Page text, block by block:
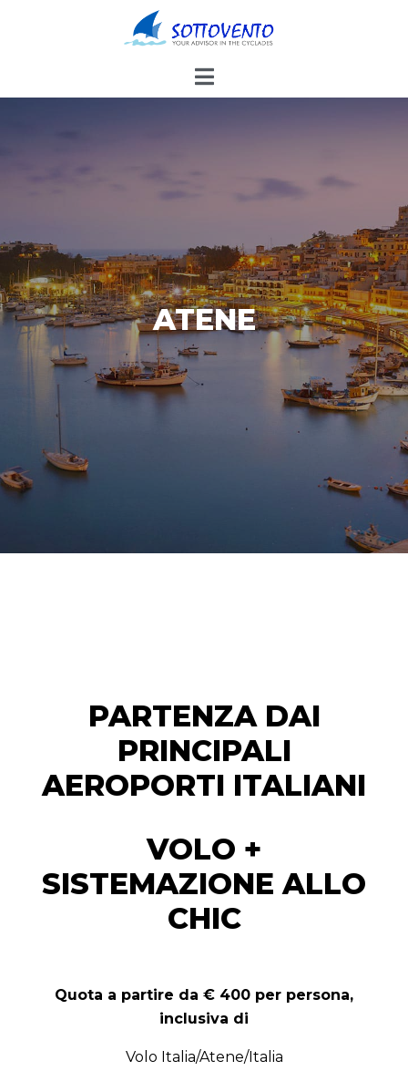
ATENE
PARTENZA DAI
PRINCIPALI
AEROPORTI ITALIANI
VOLO +
SISTEMAZIONE ALLO
CHIC
Quota a partire da € 400 per persona,
inclusiva di
Volo Italia/Atene/Italia